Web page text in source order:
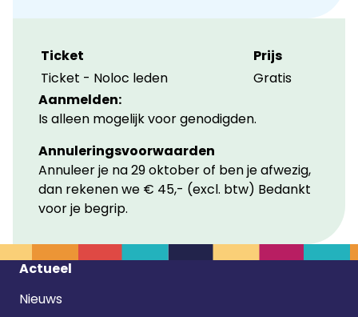
Ticket
Prijs
Ticket - Noloc leden
Gratis
Aanmelden:
Is alleen mogelijk voor genodigden.
Annuleringsvoorwaarden
Annuleer je na 29 oktober of ben je afwezig,
dan rekenen we € 45,- (excl. btw) Bedankt
voor je begrip.
Footer
Actueel
Nieuws